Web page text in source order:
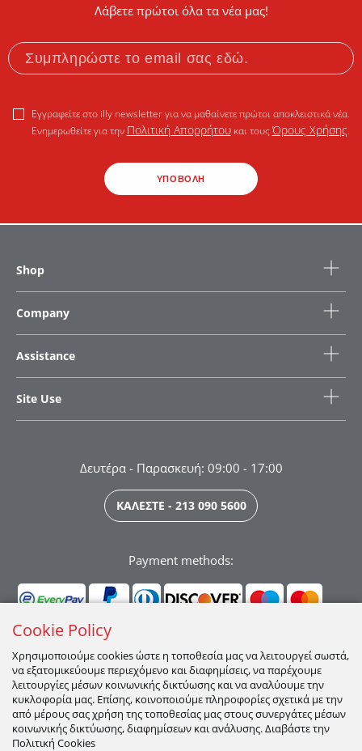
Λάβετε πρώτοι όλα τα νέα μας!
ΥΠΟΒΟΛΗ
Εγγραφείτε στο illy newsletter για να μαθαίνετε πρώτοι αποκλειστικά νέα.
Ενημερωθείτε για την Πολιτική Απορρήτουκαι τουςΌρους Χρήσης.
Shop
Company
Assistance
Site Use
Δευτέρα - Παρασκευή: 09:00 - 17:00
ΚΑΛΕΣΤΕ - 213 090 5600
Payment methods:
Ακολουθήστε μας:
Cookie Policy
Χρησιμοποιούμε cookies ώστε η τοποθεσία μας να λειτουργεί σωστά,
να εξατομικεύουμε περιεχόμενο και διαφημίσεις, να παρέχουμε
λειτουργίες μέσων κοινωνικής δικτύωσης και να αναλύουμε την
κυκλοφορία μας. Επίσης, κοινοποιούμε πληροφορίες σχετικά με την
από μέρους σας χρήση της τοποθεσίας μας στους συνεργάτες μέσων
κοινωνικής δικτύωσης, διαφημίσεων και ανάλυσης. Διαβάστε την
Πολιτική Cookies